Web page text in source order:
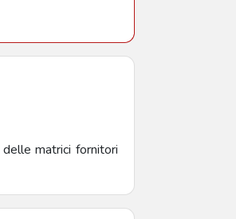
matrici fornitori